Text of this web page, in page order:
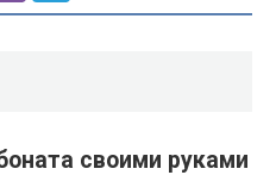
своими руками